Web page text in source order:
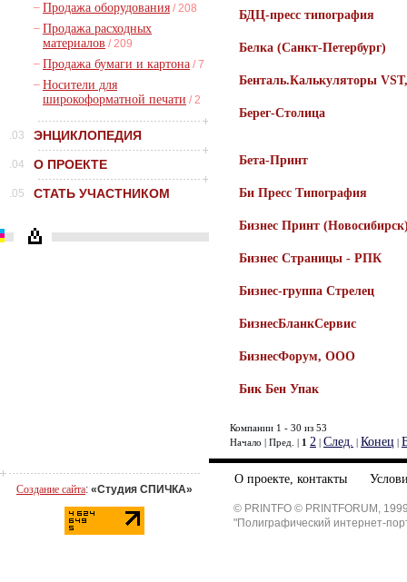
– Продажа оборудования / 208
– Продажа расходных
материалов / 209
– Продажа бумаги и картона / 7
– Носители для
широкоформатной печати / 2
.03 ЭНЦИКЛОПЕДИЯ
.04 О ПРОЕКТЕ
.05 СТАТЬ УЧАСТНИКОМ
Создание сайта: «Студия СПИЧКА»
БДЦ-пресс типография
Белка (Санкт-Петербург)
Бенталь.Калькуляторы
Берег-Столица
Бета-Принт
Би Пресс Типография
Бизнес Принт
Бизнес Страницы - РПК
Бизнес-группа Стрелец
БизнесБланкСервис
БизнесФорум, ООО
Бик Бен Упак
Компании 1 - 30 из 53
Начало | Пред. | 1 2 | След. | Конец |
О проекте, контакты
© PRINTFO © PRINTFORUM,
"Полиграфический интернет-